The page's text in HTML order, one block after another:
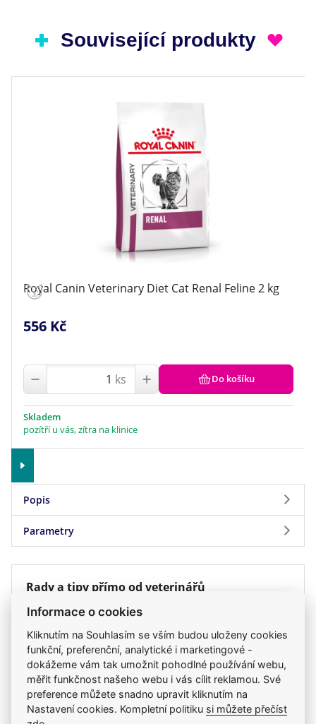
Související produkty
Royal Canin Veterinary Diet Cat Renal Feline 2 kg
556 Kč
ks Do košíku
Skladem
pozítří u vás, zítra na klinice
Popis
Brit VD Cat Grain free Renal
Kompletní dietní krmivo pro kočky - podpora
funkce ledvin v případě chronické ledvinové
Indikace:
Chronická ledvinová nedostatečnost
Parametry
Parametry
Značka
Brit Veterinární Diety
Stáří kočky
Příchuť (Protein)
rybí, vejce
Zdraví a určení
onemocnění ledvin
Kvalita
superprémiové
Energetická hodnota
běžné
Speciální vlastnosti
extrudované
Rady a tipy přímo od veterinářů
7. 4. 2026
2. 11. 2023
Máte strach z anestezie vašeho mazlíčka?
20. 10. 2023
Sezóna klíšťat - Borelióza psů. Na co si dát pozor?
6. 10. 2023
Informace o cookies
Kliknutím na Souhlasím se vším budou uloženy cookies
funkční, preferenční, analytické i marketingové -
dokážeme vám tak umožnit pohodlné používání webu,
měřit funkčnost našeho webu i vás cílit reklamou. Své
preference můžete snadno upravit kliknutím na
Nastavení cookies. Kompletní politiku si můžete přečíst